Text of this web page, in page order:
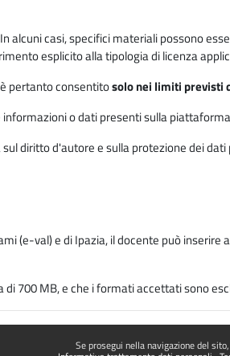
Se prosegui nella navigazione del
alcuni casi, specifici materiali possono
esplicito alla tipologia di licenza
pertanto consentitosolo nei limiti previsti
o dati presenti sulla
diritto d'autore e sulla protezione dei dati
(e-val) e di Ipazia, il docente può
700 MB, e che i formati accettati sono